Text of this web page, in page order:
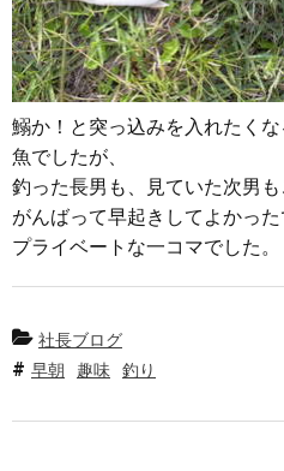
鰯か！と突っ込みを入れたく
魚でしたが、
釣った長男も、見ていた次男も
がんばって早起きしてよかった
プライベートな一コマでした。
社長ブログ
早朝
趣味 釣り